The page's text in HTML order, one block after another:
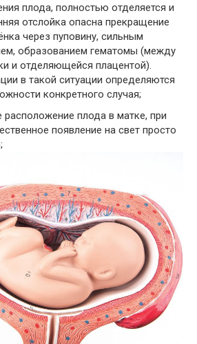
плода, полностью отделяется и
отслойка опасна прекращение
через пуповину, сильным
образованием гематомы (между
и отделяющейся плацентой).
в такой ситуации определяются
конкретного случая;
расположение плода в матке, при
появление на свет просто